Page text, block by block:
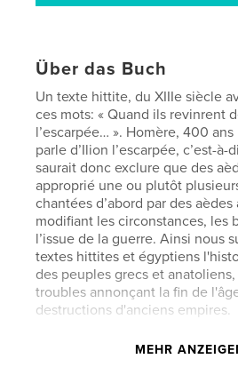
Über das Buch
Un texte hittite, du XIIIe siècle
ces mots: « Quand ils revinrent
l’escarpée… ». Homère, 400
parle d’Ilion l’escarpée, c’est-à-
saurait donc exclure que des
approprié une ou plutôt
chantées d’abord par des
modifiant les circonstances, les
l’issue de la guerre. Ainsi nous
textes hittites et égyptiens
des peuples grecs et
troubles annonçant la fin de
destructions d'anciens empires.
MEHR